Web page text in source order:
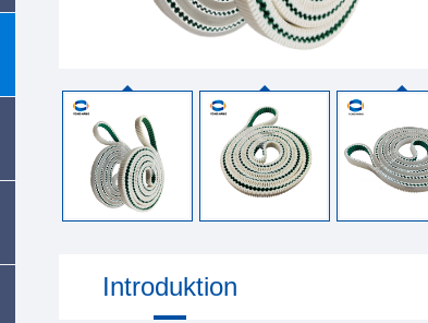
Introduktion